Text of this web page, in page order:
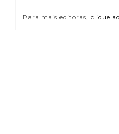
Para mais editoras, clique